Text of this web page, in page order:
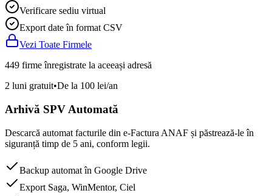
Verificare sediu virtual
Export date în format CSV
Vezi Toate Firmele
449 firme înregistrate la aceeași adresă
2 luni gratuit•De la 100 lei/an
Arhivă SPV Automată
Descarcă automat facturile din e-Factura ANAF și păstrează-le în
siguranță timp de 5 ani, conform legii.
Backup automat în Google Drive
Export Saga, WinMentor, Ciel